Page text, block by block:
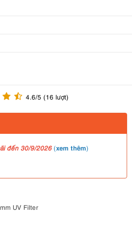
4.6/5 (16 lượt)
đến 30/9/2026 (xem thêm)
UV Filter